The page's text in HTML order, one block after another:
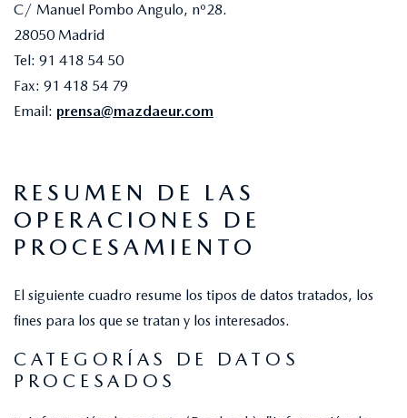
C/ Manuel Pombo Angulo, nº28.
28050 Madrid
Tel: 91 418 54 50
Fax: 91 418 54 79
Email: prensa@mazdaeur.com
RESUMEN DE LAS
OPERACIONES DE
PROCESAMIENTO
El siguiente cuadro resume los tipos de datos tratados, los
fines para los que se tratan y los interesados.
CATEGORÍAS DE DATOS
PROCESADOS